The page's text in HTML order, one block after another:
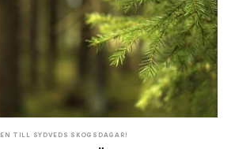
TILL SYDVEDS SKOGSDAGAR!